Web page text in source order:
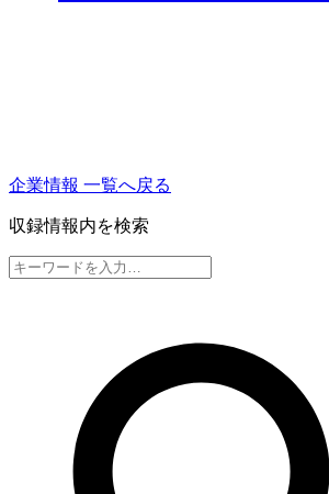
企業情報 一覧へ戻る
収録情報内を検索